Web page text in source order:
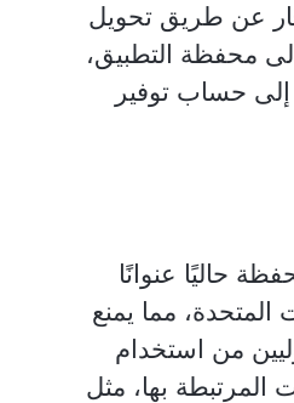
عن طريق تحويل
محفظة التطبيق،
حساب توفير
حاليًا عنوانًا
المتحدة، مما يمنع
من استخدام
المرتبطة بها، مثل